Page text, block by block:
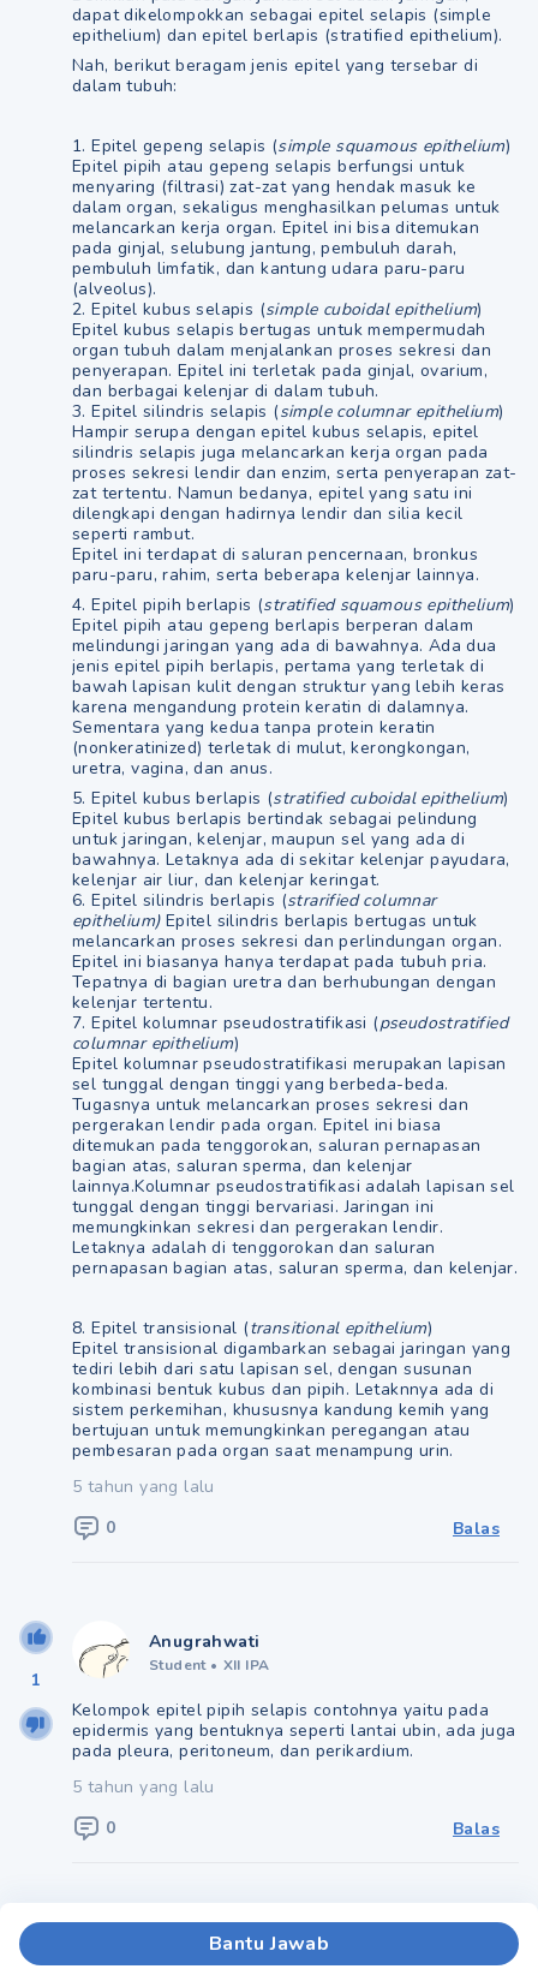
dapat dikelompokkan sebagai epitel selapis (simple
epithelium) dan epitel berlapis (stratified epithelium).
Nah, berikut beragam jenis epitel yang tersebar di
dalam tubuh:
1. Epitel gepeng selapis (simple squamous epithelium)
Epitel pipih atau gepeng selapis berfungsi untuk
menyaring (filtrasi) zat-zat yang hendak masuk ke
dalam organ, sekaligus menghasilkan pelumas untuk
melancarkan kerja organ. Epitel ini bisa ditemukan
pada ginjal, selubung jantung, pembuluh darah,
pembuluh limfatik, dan kantung udara paru-paru
(alveolus).
2. Epitel kubus selapis (simple cuboidal epithelium)
Epitel kubus selapis bertugas untuk mempermudah
organ tubuh dalam menjalankan proses sekresi dan
penyerapan. Epitel ini terletak pada ginjal, ovarium,
dan berbagai kelenjar di dalam tubuh.
3. Epitel silindris selapis (simple columnar epithelium)
Hampir serupa dengan epitel kubus selapis, epitel
silindris selapis juga melancarkan kerja organ pada
proses sekresi lendir dan enzim, serta penyerapan zat-
zat tertentu. Namun bedanya, epitel yang satu ini
dilengkapi dengan hadirnya lendir dan silia kecil
seperti rambut.
Epitel ini terdapat di saluran pencernaan, bronkus
paru-paru, rahim, serta beberapa kelenjar lainnya.
4. Epitel pipih berlapis (stratified squamous epithelium)
Epitel pipih atau gepeng berlapis berperan dalam
melindungi jaringan yang ada di bawahnya. Ada dua
jenis epitel pipih berlapis, pertama yang terletak di
bawah lapisan kulit dengan struktur yang lebih keras
karena mengandung protein keratin di dalamnya.
Sementara yang kedua tanpa protein keratin
(nonkeratinized) terletak di mulut, kerongkongan,
uretra, vagina, dan anus.
5. Epitel kubus berlapis (stratified cuboidal epithelium)
Epitel kubus berlapis bertindak sebagai pelindung
untuk jaringan, kelenjar, maupun sel yang ada di
bawahnya. Letaknya ada di sekitar kelenjar payudara,
kelenjar air liur, dan kelenjar keringat.
6. Epitel silindris berlapis (strarified columnar
epithelium) Epitel silindris berlapis bertugas untuk
melancarkan proses sekresi dan perlindungan organ.
Epitel ini biasanya hanya terdapat pada tubuh pria.
Tepatnya di bagian uretra dan berhubungan dengan
kelenjar tertentu.
7. Epitel kolumnar pseudostratifikasi (pseudostratified
columnar epithelium)
Epitel kolumnar pseudostratifikasi merupakan lapisan
sel tunggal dengan tinggi yang berbeda-beda.
Tugasnya untuk melancarkan proses sekresi dan
pergerakan lendir pada organ. Epitel ini biasa
ditemukan pada tenggorokan, saluran pernapasan
bagian atas, saluran sperma, dan kelenjar
lainnya.Kolumnar pseudostratifikasi adalah lapisan sel
tunggal dengan tinggi bervariasi. Jaringan ini
memungkinkan sekresi dan pergerakan lendir.
Letaknya adalah di tenggorokan dan saluran
pernapasan bagian atas, saluran sperma, dan kelenjar.
8. Epitel transisional (transitional epithelium)
Epitel transisional digambarkan sebagai jaringan yang
tediri lebih dari satu lapisan sel, dengan susunan
kombinasi bentuk kubus dan pipih. Letaknnya ada di
sistem perkemihan, khususnya kandung kemih yang
bertujuan untuk memungkinkan peregangan atau
pembesaran pada organ saat menampung urin.
5 tahun yang lalu
0
Balas
1
Anugrahwati
Student • XII IPA
Kelompok epitel pipih selapis contohnya yaitu pada
epidermis yang bentuknya seperti lantai ubin, ada juga
pada pleura, peritoneum, dan perikardium.
5 tahun yang lalu
0
Balas
Bantu Jawab